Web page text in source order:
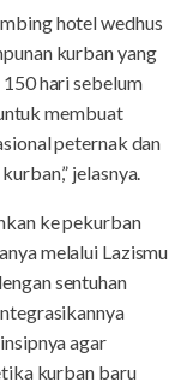
hotel wedhus
kurban yang
hari sebelum
membuat
peternak dan
jelasnya.
ke pekurban
melalui Lazismu
sentuhan
agar
kurban baru